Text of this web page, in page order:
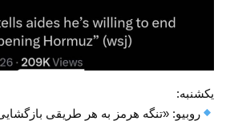
یکشنبه:
روبیو: «تنگه هرمز به هر طریقی